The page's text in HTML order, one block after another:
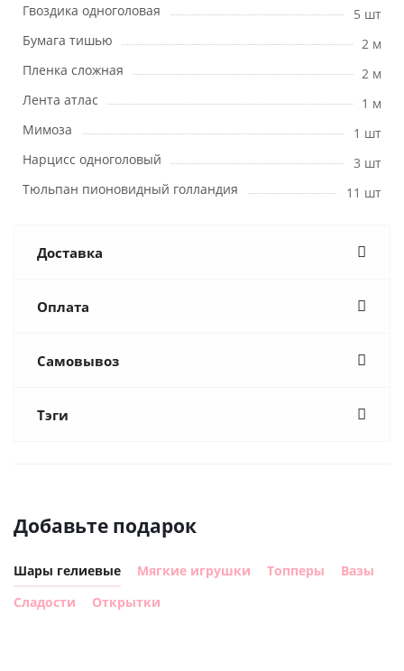
Гвоздика одноголовая
5 шт
Бумага тишью
2 м
Пленка сложная
2 м
Лента атлас
1 м
Мимоза
1 шт
Нарцисс одноголовый
3 шт
Тюльпан пионовидный голландия
11 шт
Доставка
Оплата
Самовывоз
Тэги
Добавьте подарок
Шары гелиевые Мягкие игрушки Топперы
Вазы
Сладости
Открытки